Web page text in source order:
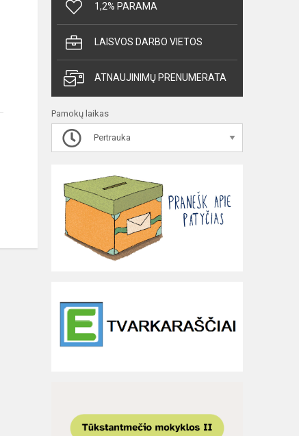
1,2% PARAMA
LAISVOS DARBO VIETOS
ATNAUJINIMŲ PRENUMERATA
Pamokų laikas
Pertrauka